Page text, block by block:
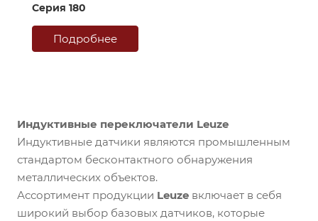
Серия 180
Подробнее
Индуктивные переключатели Leuze
Индуктивные датчики являются промышленным
стандартом бесконтактного обнаружения
металлических объектов.
Ассортимент продукции Leuze включает в себя
широкий выбор базовых датчиков, которые